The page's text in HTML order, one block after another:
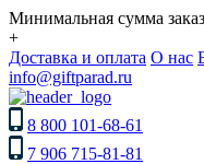
Минимальная сумма
+
Доставка и оплата О нас
info@giftparad.ru
8 800 101-68-61
7 906 715-81-81